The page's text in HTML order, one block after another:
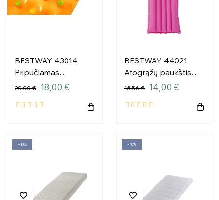
BESTWAY 43014
Pripučiamas
paplūdimio čiužinys
20,00 € 18,00 €
BESTWAY 44021
Atogrąžų paukštis
rožinis plaukimo
15,56 € 14,00 €
−10% −10%